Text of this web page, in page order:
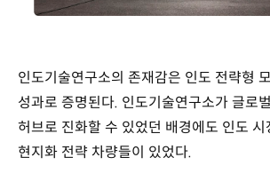
인도기술연구소의 존재감은 인도 전략형
성과로 증명된다. 인도기술연구소가 글로
허브로 진화할 수 있었던 배경에도 인도
현지화 전략 차량들이 있었다.